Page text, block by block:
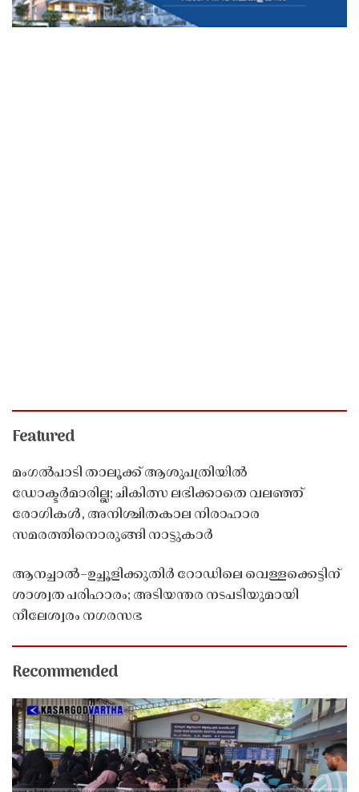
Featured
മംഗൽപാടി താലൂക്ക് ആശുപത്രിയിൽ
ഡോക്ടർമാരില്ല; ചികിത്സ ലഭിക്കാതെ വലഞ്ഞ്
രോഗികൾ, അനിശ്ചിതകാല നിരാഹാര
സമരത്തിനൊരുങ്ങി നാട്ടുകാർ
ആനച്ചാൽ–ഉച്ചൂളിക്കുതിർ റോഡിലെ വെള്ളക്കെട്ടിന്
ശാശ്വത പരിഹാരം; അടിയന്തര നടപടിയുമായി
നീലേശ്വരം നഗരസഭ
Recommended